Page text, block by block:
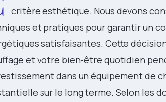
critère esthétique. Nous devons
et pratiques pour garantir un
satisfaisantes. Cette
et votre bien-être quotidien
dans un équipement de
sur le long terme. Selon les